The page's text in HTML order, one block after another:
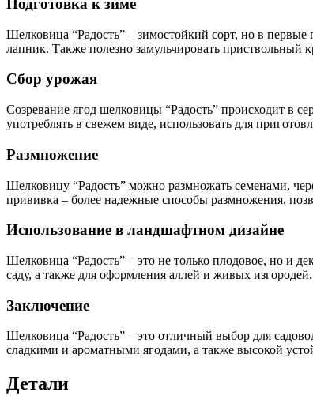
Подготовка к зиме
Шелковица “Радость” – зимостойкий сорт, но в
лапник. Также полезно замульчировать приствольный
Сбор урожая
Созревание ягод шелковицы “Радость” происходит в
употреблять в свежем виде, использовать для
Размножение
Шелковицу “Радость” можно размножать семенами,
прививка – более надежные способы размножения,
Использование в ландшафтном дизайне
Шелковица “Радость” – это не только плодовое, но и
саду, а также для оформления аллей и живых
Заключение
Шелковица “Радость” – это отличный выбор для
сладкими и ароматными ягодами, а также высокой
Детали